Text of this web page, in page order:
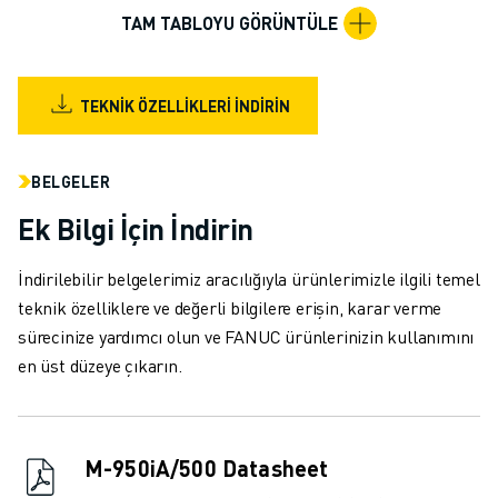
MALZEME TAŞIMA
PALETLEME
PUNTA KAYNAĞI
GÖRSEL DENETIM
VAKA ÇALIŞMALARI
MÜŞTERI HIZMETLERI
MÜŞTERI HIZMETLERI
FANUC PLANS
SAHA VE BAKIM
UZAKTAN TEKNIK DESTEK
YEDEK PARÇALAR
DIJITAL SERVIS ARAÇLARI
EĞITIM VE ÖĞRETIM
TAM TABLOYU GÖRÜNTÜLE
TEKNIK ÖZELLIKLERI İNDIRIN
BELGELER
Ek Bilgi İçin İndirin
İndirilebilir belgelerimiz aracılığıyla ürünlerimizle ilgili temel
teknik özelliklere ve değerli bilgilere erişin, karar verme
sürecinize yardımcı olun ve FANUC ürünlerinizin kullanımını
en üst düzeye çıkarın.
M-950iA/500 Datasheet